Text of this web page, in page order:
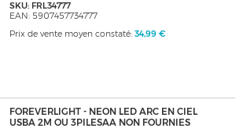
SKU: FRL34777
EAN: 5907457734777
Prix de vente moyen constaté: 34,99 €
FOREVERLIGHT - NEON LED ARC EN CIEL
USBA 2M OU 3PILESAA NON FOURNIES